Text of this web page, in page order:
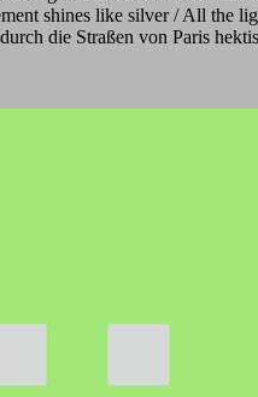
shines like silver / All
die Straßen von Paris